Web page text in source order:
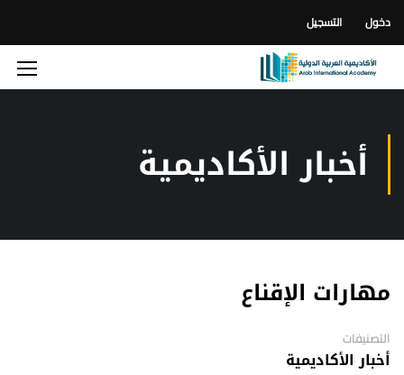
دخول التسجيل
أخبار الأكاديمية
مهارات الإقناع
التصنيفات
أخبار الأكاديمية